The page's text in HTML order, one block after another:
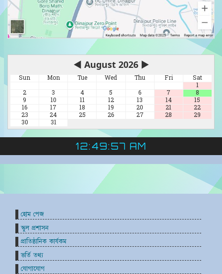
◀ August 2026 ▶
Sun Mon Tue Wed Thu Fri
Sat
1
2
3 4 5 6 7
8
9
10 11 12 13 14
15
16
17 18 19 20 21
22
23
24 25 26 27 28
29
30
31
12:49:57 AM
হোম পেজ
স্কুল প্রশাসন
প্রাতিষ্ঠানিক কার্যকম
ভর্তি তথ্য
যোগাযোগ